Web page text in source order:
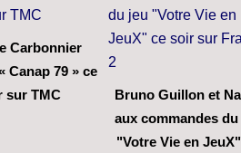
Carbonnier
Canap 79 » ce
sur TMC
Bruno Guillon et
aux commandes du
"Votre Vie en